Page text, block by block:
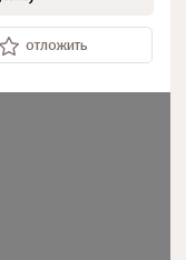
отложить